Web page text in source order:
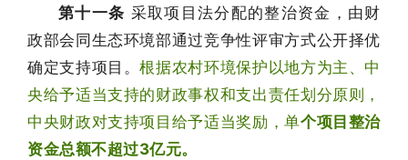
第十一条 采取项目法分配的整治资金，由财
政部会同生态环境部通过竞争性评审方式公开择优
确定支持项目。根据农村环境保护以地方为主、中
央给予适当支持的财政事权和支出责任划分原则，
中央财政对支持项目给予适当奖励，单个项目整治
资金总额不超过3亿元。